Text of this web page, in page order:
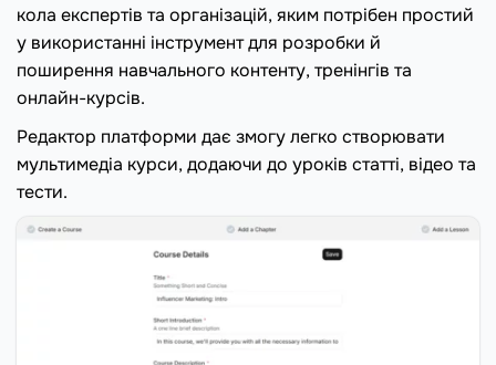
кола експертів та організацій, яким потрібен простий
у використанні інструмент для розробки й
поширення навчального контенту, тренінгів та
онлайн-курсів.
Редактор платформи дає змогу легко створювати
мультимедіа курси, додаючи до уроків статті, відео та
тести.